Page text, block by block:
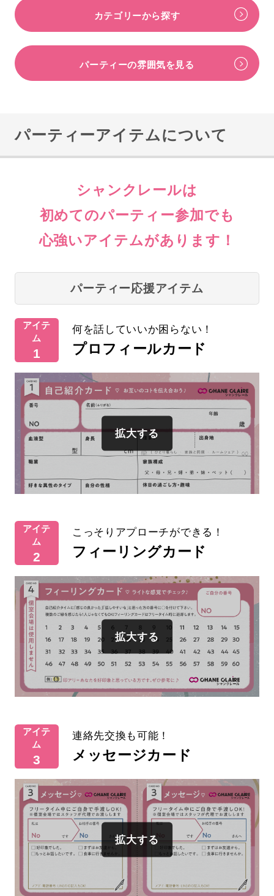
カテゴリーから探す
パーティーの雰囲気を見る
パーティーアイテムについて
シャンクレールは
初めてのパーティー参加でも
心強いアイテムがあります！
パーティー応援アイテム
アイテ
ム
1
何を話していいか困らない！
プロフィールカード
アイテ
ム
2
こっそりアプローチができる！
フィーリングカード
アイテ
ム
3
連絡先交換も可能！
メッセージカード